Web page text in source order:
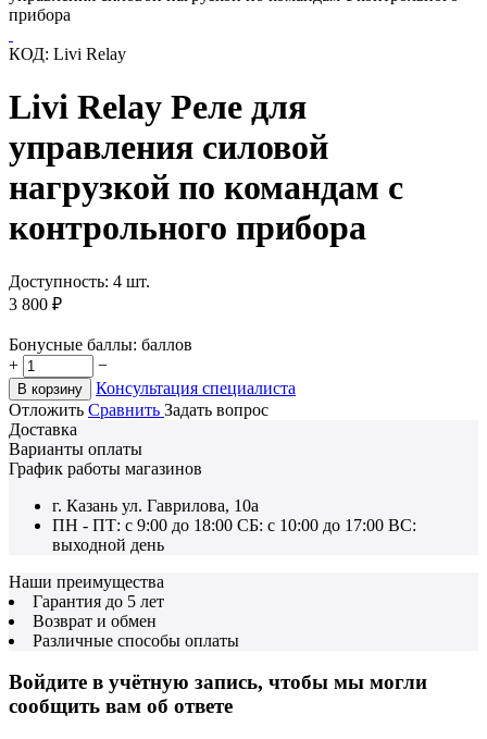
прибора
КОД: Livi Relay
Livi Relay Реле для
управления силовой
нагрузкой по командам с
контрольного прибора
Доступность: 4 шт.
3 800 ₽
Бонусные баллы: баллов
+
−
В корзину
Консультация специалиста
Отложить Сравнить Задать вопрос
Доставка
Варианты оплаты
График работы магазинов
г. Казань ул. Гаврилова, 10а
ПН - ПТ: с 9:00 до 18:00 СБ: с 10:00 до 17:00 ВС:
выходной день
Наши преимущества
Гарантия до 5 лет
Возврат и обмен
Различные способы оплаты
Войдите в учётную запись, чтобы мы могли
сообщить вам об ответе